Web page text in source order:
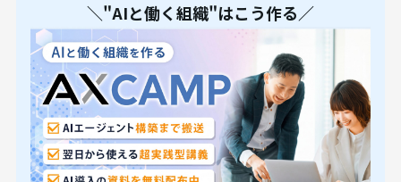
＼"AIと働く組織"はこう作る／